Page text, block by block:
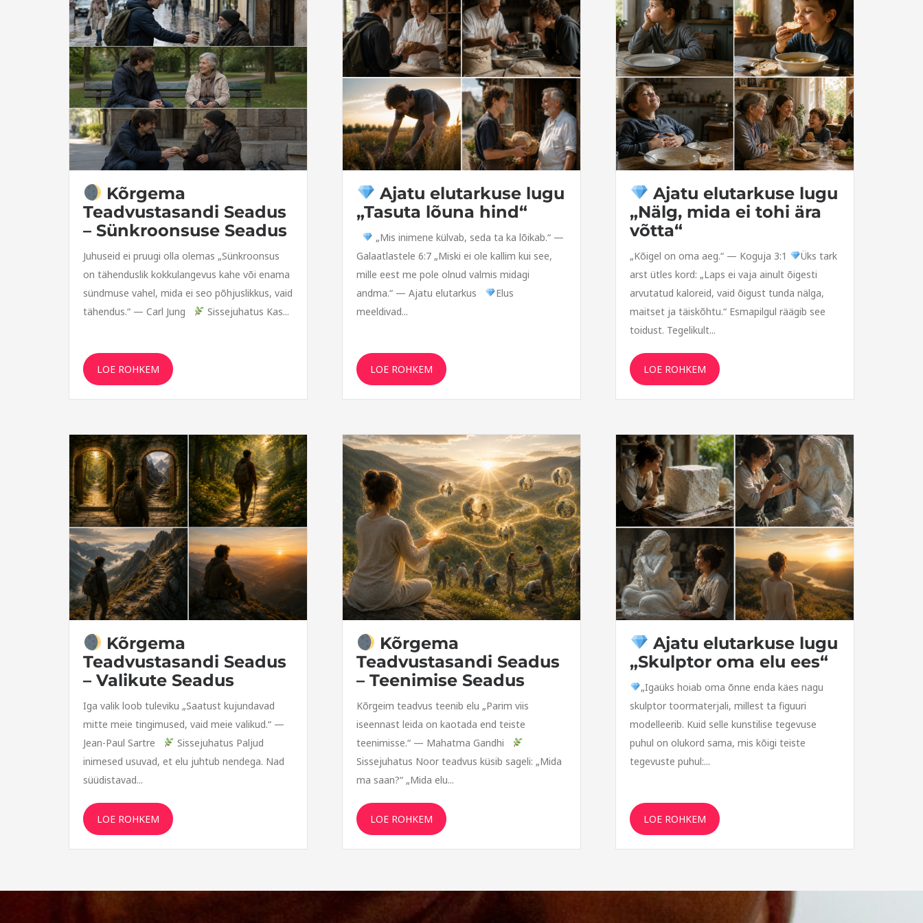
Kõrgema
Teadvustasandi Seadus
– Sünkroonsuse Seadus
Juhuseid ei pruugi olla olemas „Sünkroonsus
on tähenduslik kokkulangevus kahe või enama
sündmuse vahel, mida ei seo põhjuslikkus, vaid
tähendus.“ — Carl Jung
Sissejuhatus Kas...
LOE ROHKEM
Ajatu elutarkuse lugu
„Tasuta lõuna hind“
„Mis inimene külvab, seda ta ka lõikab.“ —
Galaatlastele 6:7 „Miski ei ole kallim kui see,
mille eest me pole olnud valmis midagi
andma.“ — Ajatu elutarkus
Elus
meeldivad...
LOE ROHKEM
Ajatu elutarkuse lugu
„Nälg, mida ei tohi ära
võtta“
„Kõigel on oma aeg.“ — Koguja 3:1
Üks tark
arst ütles kord: „Laps ei vaja ainult õigesti
arvutatud kaloreid, vaid õigust tunda nälga,
maitset ja täiskõhtu.“ Esmapilgul räägib see
toidust. Tegelikult...
LOE ROHKEM
Kõrgema
Teadvustasandi Seadus
– Valikute Seadus
Iga valik loob tuleviku „Saatust kujundavad
mitte meie tingimused, vaid meie valikud.“ —
Jean-Paul Sartre
Sissejuhatus Paljud
inimesed usuvad, et elu juhtub nendega. Nad
süüdistavad...
LOE ROHKEM
Kõrgema
Teadvustasandi Seadus
– Teenimise Seadus
Kõrgeim teadvus teenib elu „Parim viis
iseennast leida on kaotada end teiste
teenimisse.“ — Mahatma Gandhi
Sissejuhatus Noor teadvus küsib sageli: „Mida
ma saan?“ „Mida elu...
LOE ROHKEM
Ajatu elutarkuse lugu
„Skulptor oma elu ees“
„Igaüks hoiab oma õnne enda käes nagu
skulptor toormaterjali, millest ta figuuri
modelleerib. Kuid selle kunstilise tegevuse
puhul on olukord sama, mis kõigi teiste
tegevuste puhul:...
LOE ROHKEM